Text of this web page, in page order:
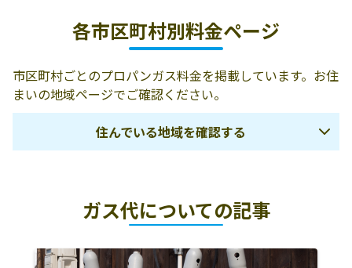
有限会社イトー
多賀城市大代5-
0223-62-4389
東邦アセチレン
株式会社／本社
985-0833 多賀城
市栄二丁目3番32
号
多賀城市八幡3-
8-30
各市区町村別料金ページ
市区町村ごとのプロパンガス料金を掲載しています。お住
まいの地域ページでご確認ください。
住んでいる地域を確認する
柴田郡村田町
柴田郡柴田町
柴田郡川崎町
ガス代についての記事